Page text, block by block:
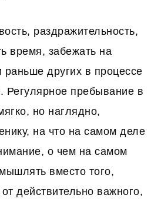
раздражительность,
время, забежать на
раньше других в процессе
Регулярное пребывание в
но наглядно,
на что на самом деле
о чем на самом
вместо того,
действительно важного,